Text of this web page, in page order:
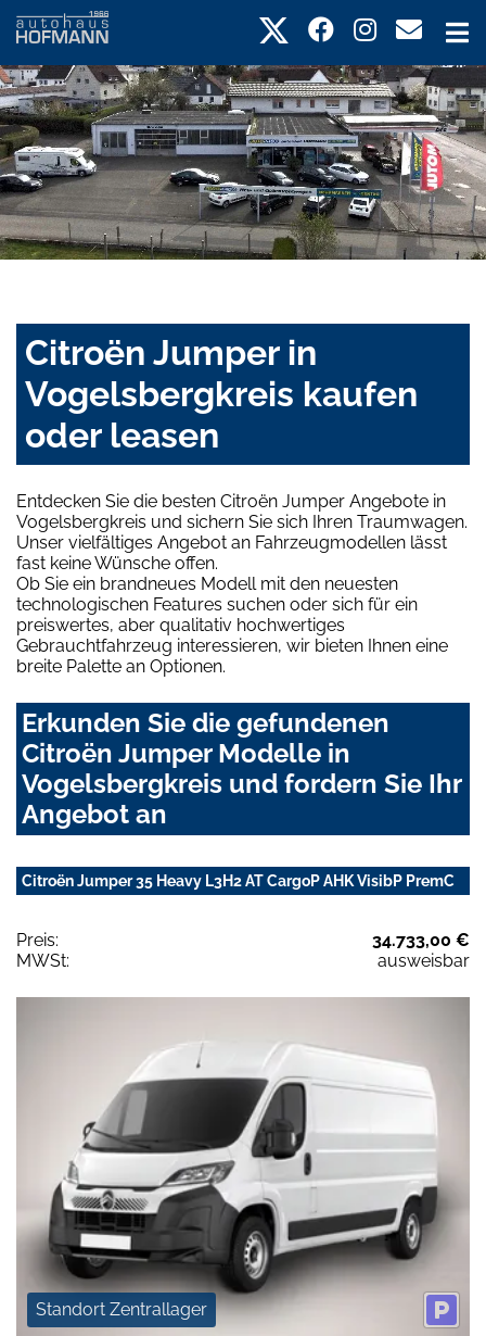
Citroën Jumper in
Vogelsbergkreis kaufen
oder leasen
Entdecken Sie die besten Citroën Jumper Angebote in
Vogelsbergkreis und sichern Sie sich Ihren Traumwagen.
Unser vielfältiges Angebot an Fahrzeugmodellen lässt
fast keine Wünsche offen.
Ob Sie ein brandneues Modell mit den neuesten
technologischen Features suchen oder sich für ein
preiswertes, aber qualitativ hochwertiges
Gebrauchtfahrzeug interessieren, wir bieten Ihnen eine
breite Palette an Optionen.
Erkunden Sie die gefundenen
Citroën Jumper Modelle in
Vogelsbergkreis und fordern Sie Ihr
Angebot an
Citroën Jumper 35 Heavy L3H2 AT CargoP AHK VisibP PremC
Preis:
34.733,00 €
MWSt:
ausweisbar
Standort Zentrallager